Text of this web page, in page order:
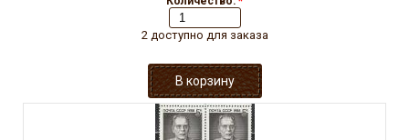
2 доступно для заказа